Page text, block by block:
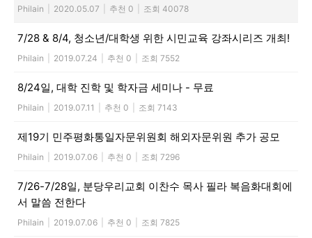
Philain 2020.05.07 추천 0 조회 40078
7/28 & 8/4, 청소년/대학생 위한 시민교육 강좌시리즈 개최!
Philain 2019.07.24 추천 0 조회 7552
8/24일, 대학 진학 및 학자금 세미나 - 무료
Philain 2019.07.11 추천 0 조회 7143
제19기 민주평화통일자문위원회 해외자문위원 추가 공모
Philain 2019.07.06 추천 0 조회 7296
7/26-7/28일, 분당우리교회 이찬수 목사 필라 복음화대회에
서 말씀 전한다
Philain 2019.07.06 추천 0 조회 7825